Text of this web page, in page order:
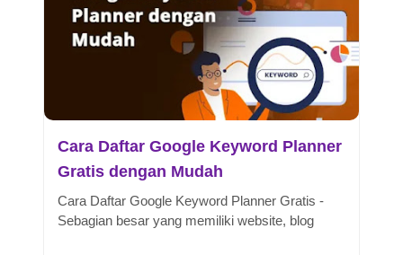
Cara Daftar Google Keyword Planner
Gratis dengan Mudah
Cara Daftar Google Keyword Planner Gratis -
Sebagian besar yang memiliki website, blog